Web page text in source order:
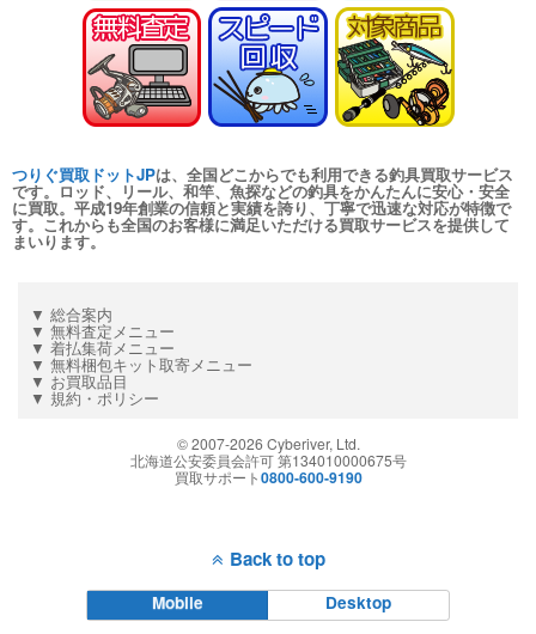
つりぐ買取ドットJPは、全国どこからでも利用できる釣具買取サービス
です。ロッド、リール、和竿、魚探などの釣具をかんたんに安心・安全
に買取。平成19年創業の信頼と実績を誇り、丁寧で迅速な対応が特徴で
す。これからも全国のお客様に満足いただける買取サービスを提供して
まいります。
▼ 総合案内
▼ 無料査定メニュー
▼ 着払集荷メニュー
▼ 無料梱包キット取寄メニュー
▼ お買取品目
▼ 規約・ポリシー
© 2007-2026Cyberiver, Ltd.
北海道公安委員会許可 第134010000675号
買取サポート0800-600-9190
Back to top
Mobile Desktop